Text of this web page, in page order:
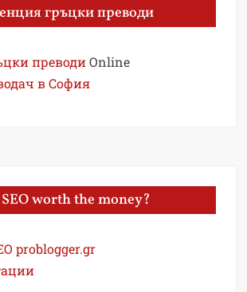
гръцки преводи
преводи Online
в София
worth the money?
problogger.gr